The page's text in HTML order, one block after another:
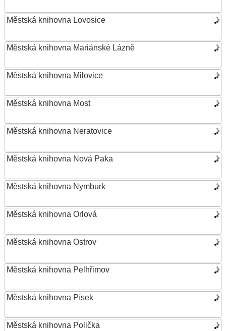
Městská knihovna Lovosice
Městská knihovna Mariánské Lázně
Městská knihovna Milovice
Městská knihovna Most
Městská knihovna Neratovice
Městská knihovna Nová Paka
Městská knihovna Nymburk
Městská knihovna Orlová
Městská knihovna Ostrov
Městská knihovna Pelhřimov
Městská knihovna Písek
Městská knihovna Polička